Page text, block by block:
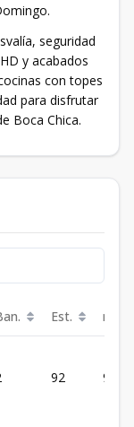
seguridad
y acabados
con topes
para disfrutar
Boca Chica.
Est. m²
92 92.5